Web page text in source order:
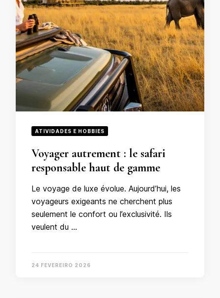
ATIVIDADES E HOBBIES
Voyager autrement : le safari
responsable haut de gamme
Le voyage de luxe évolue. Aujourd’hui, les
voyageurs exigeants ne cherchent plus
seulement le confort ou l’exclusivité. Ils
veulent du …
24 FEVEREIRO 2026